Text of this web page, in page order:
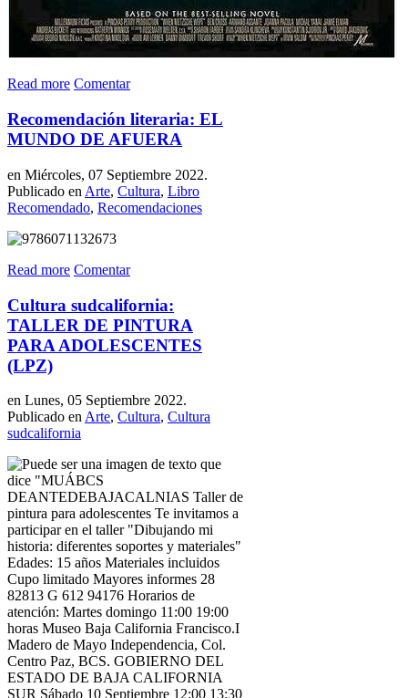
Read more Comentar
Recomendación literaria: EL
MUNDO DE AFUERA
en Miércoles, 07 Septiembre 2022.
Publicado en Arte, Cultura, Libro
Recomendado, Recomendaciones
Read more Comentar
Cultura sudcalifornia:
TALLER DE PINTURA
PARA ADOLESCENTES
(LPZ)
en Lunes, 05 Septiembre 2022.
Publicado en Arte, Cultura, Cultura
sudcalifornia